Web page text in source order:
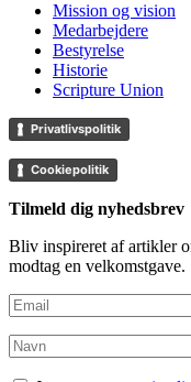
Mission og vision
Medarbejdere
Bestyrelse
Historie
Scripture Union
Privatlivspolitik
Cookiepolitik
Tilmeld dig nyhedsbrev
Bliv inspireret af artikler
modtag en velkomstgave.